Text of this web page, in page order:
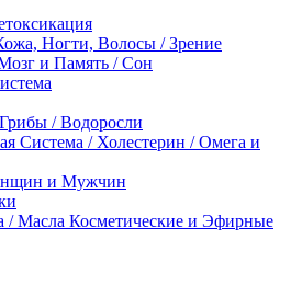
Ногти, Волосы / Зрение
и Память / Сон
/ Водоросли
Система / Холестерин / Омега и
и Мужчин
/ Масла Косметические и Эфирные